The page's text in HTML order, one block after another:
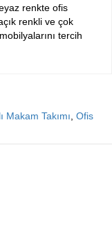
renkte ofis
renkli ve çok
tercih
Makam Takımı Ofis